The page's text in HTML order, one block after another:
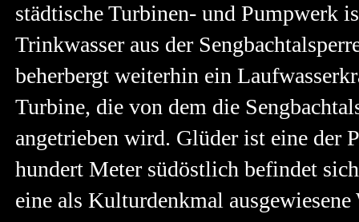
städtische Turbinen- und Pumpwerk
Trinkwasser aus der
beherbergt weiterhin ein
Turbine, die von dem die
angetrieben wird. Glüder ist eine der
hundert Meter südöstlich befindet
eine als Kulturdenkmal